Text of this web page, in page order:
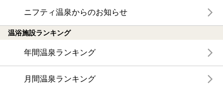
ニフティ温泉からのお知らせ
温浴施設ランキング
年間温泉ランキング
月間温泉ランキング